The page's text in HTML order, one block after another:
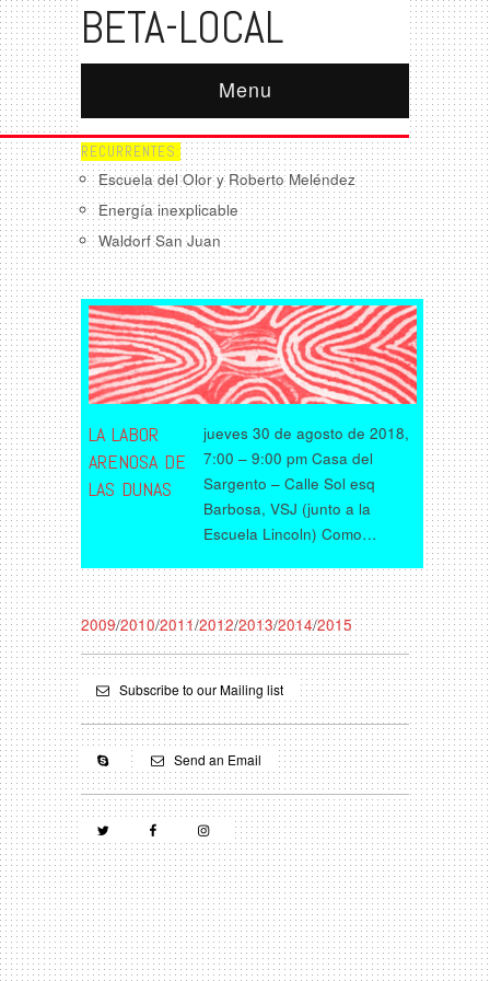
BETA-LOCAL
Menu
RECURRENTES:
Escuela del Olor y Roberto Meléndez
Energía inexplicable
Waldorf San Juan
LA LABOR
ARENOSA DE
LAS DUNAS
jueves 30 de agosto de 2018,
7:00 – 9:00 pm Casa del
Sargento – Calle Sol esq
Barbosa, VSJ (junto a la
Escuela Lincoln) Como…
2009/2010/2011/2012/2013/2014/2015
Subscribe to our Mailing list
Send an Email